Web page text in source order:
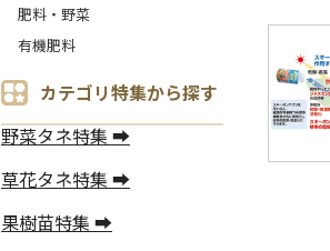
肥料・野菜
有機肥料
カテゴリ特集から探す
野菜タネ特集 ➡
草花タネ特集 ➡
果樹苗特集 ➡